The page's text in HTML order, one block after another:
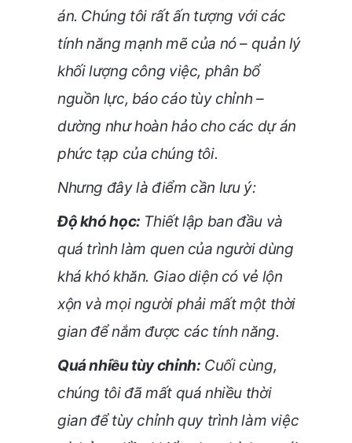
án. Chúng tôi rất ấn tượng với các
tính năng mạnh mẽ của nó – quản lý
khối lượng công việc, phân bổ
nguồn lực, báo cáo tùy chỉnh –
dường như hoàn hảo cho các dự án
phức tạp của chúng tôi.
Nhưng đây là điểm cần lưu ý:
Độ khó học: Thiết lập ban đầu và
quá trình làm quen của người dùng
khá khó khăn. Giao diện có vẻ lộn
xộn và mọi người phải mất một thời
gian để nắm được các tính năng.
Quá nhiều tùy chỉnh: Cuối cùng,
chúng tôi đã mất quá nhiều thời
gian để tùy chỉnh quy trình làm việc